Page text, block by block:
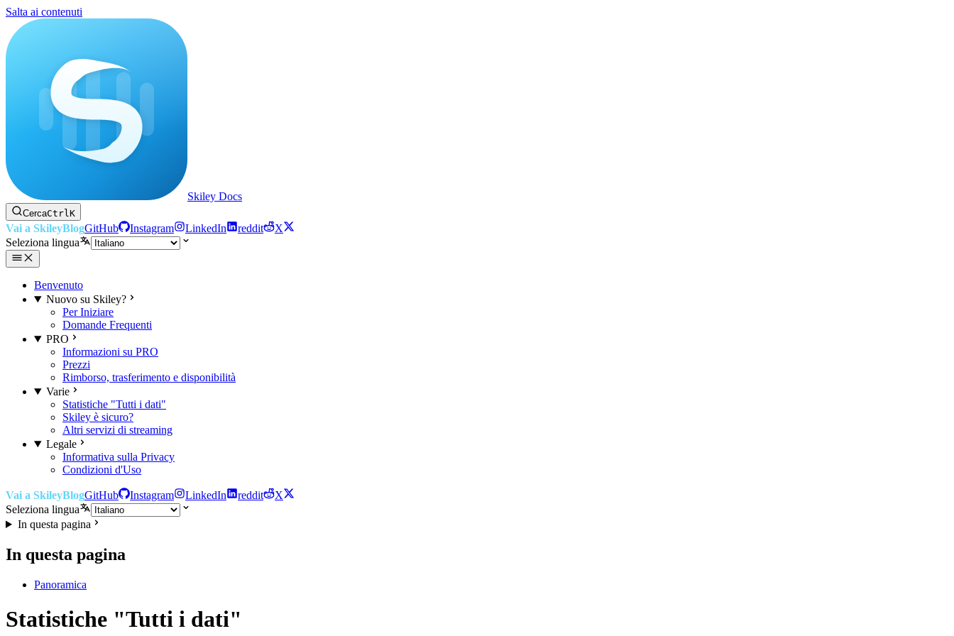
Salta ai contenuti
Skiley Docs
CercaCtrlK
Vai a SkileyBlogGitHub Instagram LinkedIn reddit
X
Seleziona lingua
Benvenuto
Nuovo su Skiley?
Per Iniziare
Domande Frequenti
PRO
Informazioni su PRO
Prezzi
Rimborso, trasferimento e disponibilità
Varie
Statistiche "Tutti i dati"
Skiley è sicuro?
Altri servizi di streaming
Legale
Informativa sulla Privacy
Condizioni d'Uso
Vai a SkileyBlogGitHub Instagram LinkedIn reddit
X
Seleziona lingua
In questa pagina
In questa pagina
Panoramica
Statistiche "Tutti i dati"